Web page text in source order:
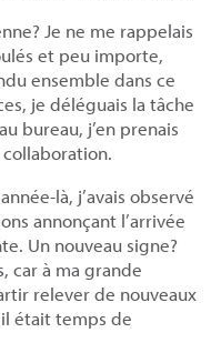
Je ne me rappelais
et peu importe,
ensemble dans ce
je déléguais la tâche
bureau, j’en prenais
là, j’avais observé
annonçant l’arrivée
Un nouveau signe?
car à ma grande
relever de nouveaux
était temps de